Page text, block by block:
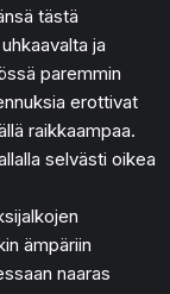
tästä
ja
paremmin
erottivat
raikkaampaa.
selvästi oikea
ämpäriin
naaras